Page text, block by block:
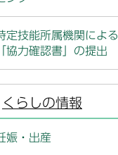
定技能所属機関による
「協力確認書」の提出
くらしの情報
娠・出産